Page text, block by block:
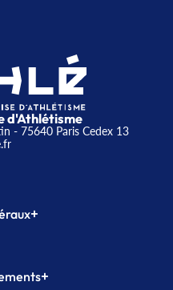
d'Athlétisme
- 75640 Paris Cedex 13
+
+